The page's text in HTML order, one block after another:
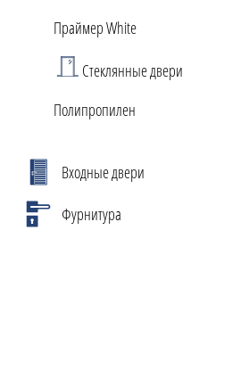
Праймер White
Стеклянные двери
Полипропилен
Входные двери
Фурнитура